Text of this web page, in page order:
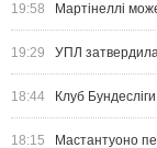
19:58 Мартінеллі
19:29 УПЛ затвердила
18:44 Клуб
18:15 Мастантуоно